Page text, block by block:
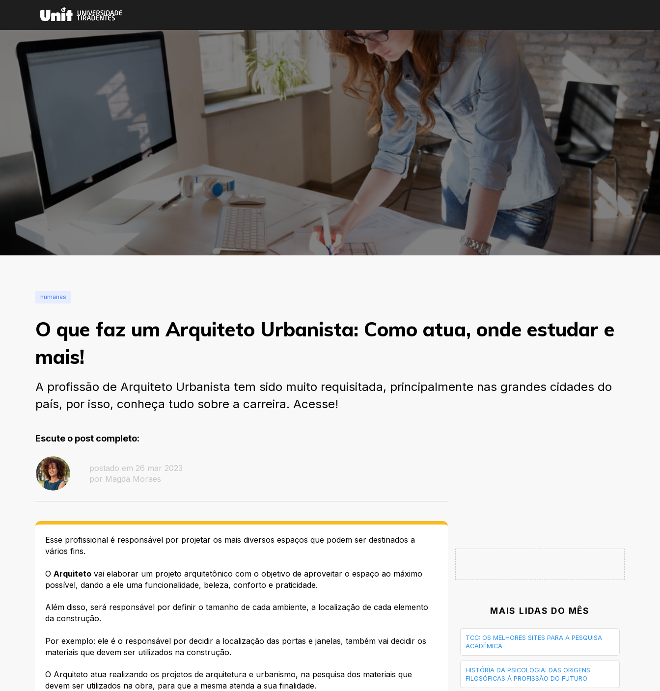
humanas
O que faz um Arquiteto Urbanista: Como atua, onde estudar e
mais!
A profissão de Arquiteto Urbanista tem sido muito requisitada, principalmente nas grandes cidades do
país, por isso, conheça tudo sobre a carreira. Acesse!
Escute o post completo:
postado em 26 mar 2023
por Magda Moraes
Esse profissional é responsável por projetar os mais diversos espaços que podem ser destinados a
vários fins.
O Arquiteto vai elaborar um projeto arquitetônico com o objetivo de aproveitar o espaço ao máximo
possível, dando a ele uma funcionalidade, beleza, conforto e praticidade.
Além disso, será responsável por definir o tamanho de cada ambiente, a localização de cada elemento
da construção.
Por exemplo: ele é o responsável por decidir a localização das portas e janelas, também vai decidir os
materiais que devem ser utilizados na construção.
O Arquiteto atua realizando os projetos de arquitetura e urbanismo, na pesquisa dos materiais que
devem ser utilizados na obra, para que a mesma atenda a sua finalidade.
MAIS LIDAS DO MÊS
TCC: OS MELHORES SITES PARA A PESQUISA
ACADÊMICA
HISTÓRIA DA PSICOLOGIA: DAS ORIGENS
FILOSÓFICAS À PROFISSÃO DO FUTURO